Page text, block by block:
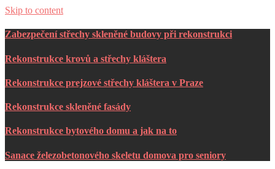
Skip to content
Zabezpečení střechy skleněné budovy při rekonstrukci
Rekonstrukce krovů a střechy kláštera
Rekonstrukce prejzové střechy kláštera v Praze
Rekonstrukce skleněné fasády
Rekonstrukce bytového domu a jak na to
Sanace železobetonového skeletu domova pro seniory